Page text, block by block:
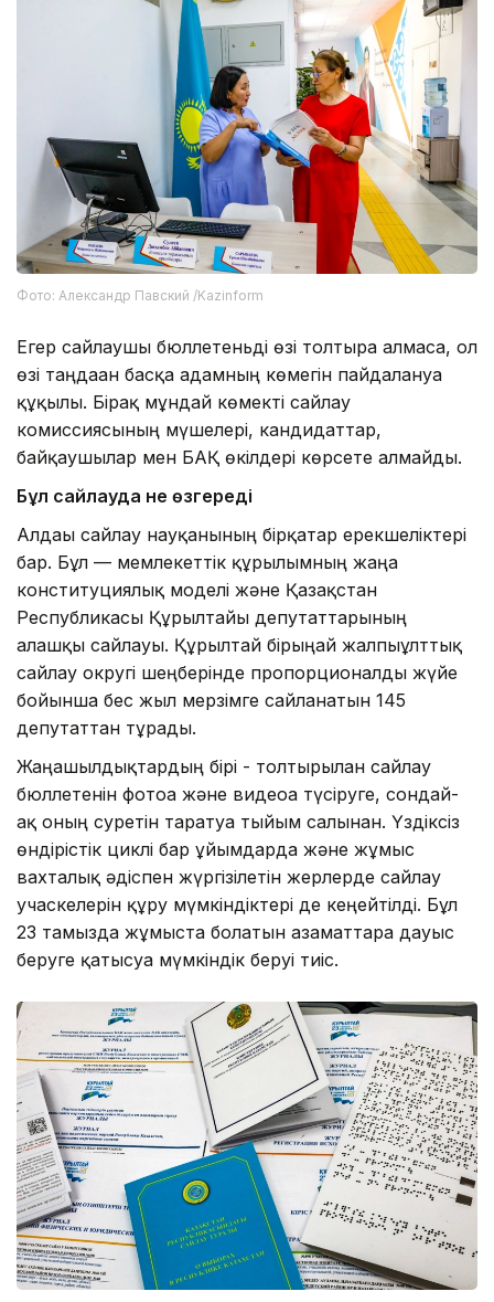
Фото: Александр Павский /Kazinform
Егер сайлаушы бюллетеньді өзі толтыра алмаса, ол
өзі таңдаған басқа адамның көмегін пайдалануға
құқылы. Бірақ мұндай көмекті сайлау
комиссиясының мүшелері, кандидаттар,
байқаушылар мен БАҚ өкілдері көрсете алмайды.
Бұл сайлауда не өзгереді
Алдағы сайлау науқанының бірқатар ерекшеліктері
бар. Бұл — мемлекеттік құрылымның жаңа
конституциялық моделі және Қазақстан
Республикасы Құрылтайы депутаттарының
алғашқы сайлауы. Құрылтай бірыңғай жалпыұлттық
сайлау округі шеңберінде пропорционалды жүйе
бойынша бес жыл мерзімге сайланатын 145
депутаттан тұрады.
Жаңашылдықтардың бірі - толтырылған сайлау
бюллетенін фотоға және видеоға түсіруге, сондай-
ақ оның суретін таратуға тыйым салынған. Үздіксіз
өндірістік циклі бар ұйымдарда және жұмыс
вахталық әдіспен жүргізілетін жерлерде сайлау
учаскелерін құру мүмкіндіктері де кеңейтілді. Бұл
23 тамызда жұмыста болатын азаматтарға дауыс
беруге қатысуға мүмкіндік беруі тиіс.